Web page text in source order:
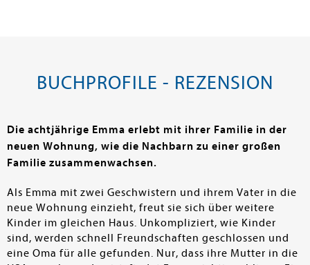
BUCHPROFILE - REZENSION
Die achtjährige Emma erlebt mit ihrer Familie in der
neuen Wohnung, wie die Nachbarn zu einer großen
Familie zusammenwachsen.
Als Emma mit zwei Geschwistern und ihrem Vater in die
neue Wohnung einzieht, freut sie sich über weitere
Kinder im gleichen Haus. Unkompliziert, wie Kinder
sind, werden schnell Freundschaften geschlossen und
eine Oma für alle gefunden. Nur, dass ihre Mutter in die